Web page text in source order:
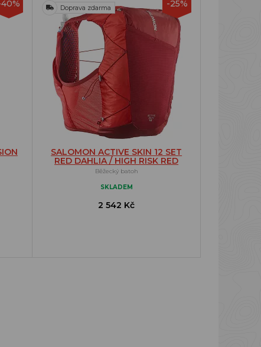
-25%
Doprava zdarma
SALOMON ACTIVE SKIN 12 SET
RED DAHLIA / HIGH RISK RED
Běžecký batoh
SKLADEM
2 542 Kč